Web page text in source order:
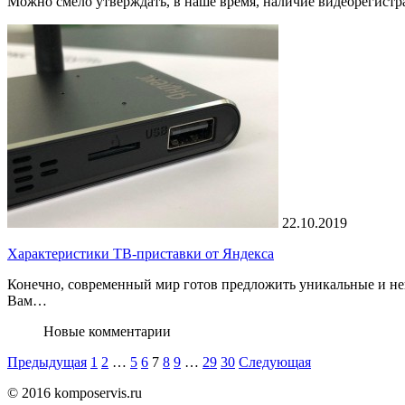
22.10.2019
Характеристики ТВ-приставки от Яндекса
Конечно, современный мир готов предложить уникальные и
Вам…
Новые комментарии
Пагинация
записей
Предыдущая 1 2 … 5 6 7 8 9 … 29 30 Следующая
© 2016 komposervis.ru